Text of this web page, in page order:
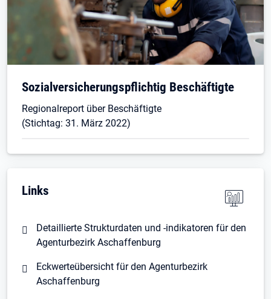
Sozialversicherungspflichtig Beschäftigte
Regionalreport über Beschäftigte
(Stichtag: 31. März 2022)
Links
Detaillierte Strukturdaten und -indikatoren für den
Agenturbezirk Aschaffenburg
Eckwerteübersicht für den Agenturbezirk
Aschaffenburg